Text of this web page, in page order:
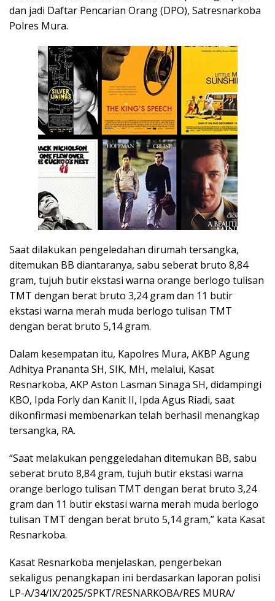
dan jadi Daftar Pencarian Orang (DPO), Satresnarkoba
Polres Mura.
Saat dilakukan pengeledahan dirumah tersangka,
ditemukan BB diantaranya, sabu seberat bruto 8,84
gram, tujuh butir ekstasi warna orange berlogo tulisan
TMT dengan berat bruto 3,24 gram dan 11 butir
ekstasi warna merah muda berlogo tulisan TMT
dengan berat bruto 5,14 gram.
Dalam kesempatan itu, Kapolres Mura, AKBP Agung
Adhitya Prananta SH, SIK, MH, melalui, Kasat
Resnarkoba, AKP Aston Lasman Sinaga SH, didampingi
KBO, Ipda Forly dan Kanit II, Ipda Agus Riadi, saat
dikonfirmasi membenarkan telah berhasil menangkap
tersangka, RA.
“Saat melakukan penggeledahan ditemukan BB, sabu
seberat bruto 8,84 gram, tujuh butir ekstasi warna
orange berlogo tulisan TMT dengan berat bruto 3,24
gram dan 11 butir ekstasi warna merah muda berlogo
tulisan TMT dengan berat bruto 5,14 gram,” kata Kasat
Resnarkoba.
Kasat Resnarkoba menjelaskan, pengerbekan
sekaligus penangkapan ini berdasarkan laporan polisi
LP-A/34/IX/2025/SPKT/RESNARKOBA/RES MURA/